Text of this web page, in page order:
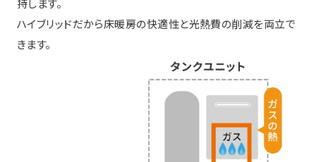
持します。
ハイブリッドだから床暖房の快適性と光熱費の削減を両立で
きます。